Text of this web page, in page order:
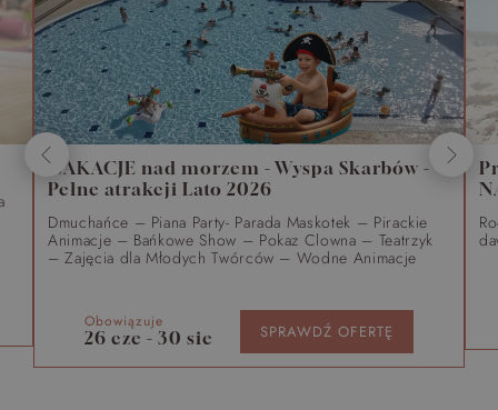
WAKACJE nad morzem - Wyspa Skarbów -
Pełne atrakcji Lato 2026
Dmuchańce – Piana Party- Parada Maskotek – Pirackie
Animacje – Bańkowe Show – Pokaz Clowna – Teatrzyk
– Zajęcia dla Młodych Twórców – Wodne Animacje
26 cze - 30 sie
Obowiązuje SPRAWDŹ OFERTĘ